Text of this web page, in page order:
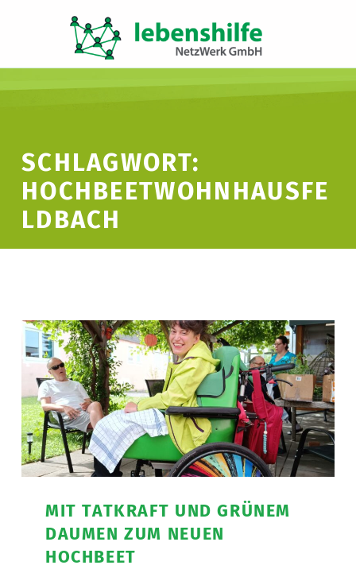
SCHLAGWORT:
HOCHBEETWOHNHAUSFE
LDBACH
MIT TATKRAFT UND GRÜNEM
DAUMEN ZUM NEUEN
HOCHBEET